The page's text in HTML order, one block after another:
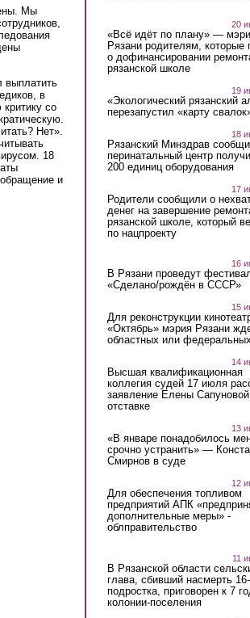
Мы
выплатить
в
со
Нет».
18
и
20
«Всё идёт по плану» —
Рязани родителям, которые
о дофинансировании
рязанской школе
19
«Экологический рязанский
перезапустил «карту
18
Рязанский Минздрав
перинатальный центр
200 единиц оборудования
17
Родители сообщили о
денег на завершение
рязанской школе, который
по нацпроекту
16
В Рязани проведут
«Сделано/рождён в СССР»
15
Для реконструкции
«Октябрь» мэрия Рязани
областных или
14
Высшая квалификационная
коллегия судей 17 июля
заявление Елены
отставке
13
«В январе понадобилось
срочно устранить» —
Смирнов в суде
12
Для обеспечения топливом
предприятий АПК
дополнительные меры» -
облправительство
11
В Рязанской области
глава, сбивший насмерть
подростка, приговорен к 7
колонии-поселения